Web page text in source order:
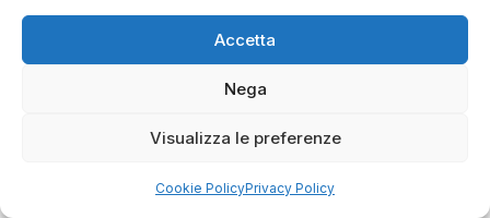
Accetta
Nega
Visualizza le preferenze
Cookie PolicyPrivacy Policy
Dalle diverse opzioni di alloggio che soddisfano ogni
esigenza, alla ricchezza della gastronomia locale che
invita all’immersione culturale, fino alla facilità di
accesso da tutta Europa, ogni aspetto è curato per
partecipazione della comunità locale attraverso il
sostenibilità e l’integrazione dell’evento nel tessuto